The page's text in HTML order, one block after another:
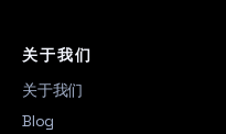
关于我们
关于我们
Blog